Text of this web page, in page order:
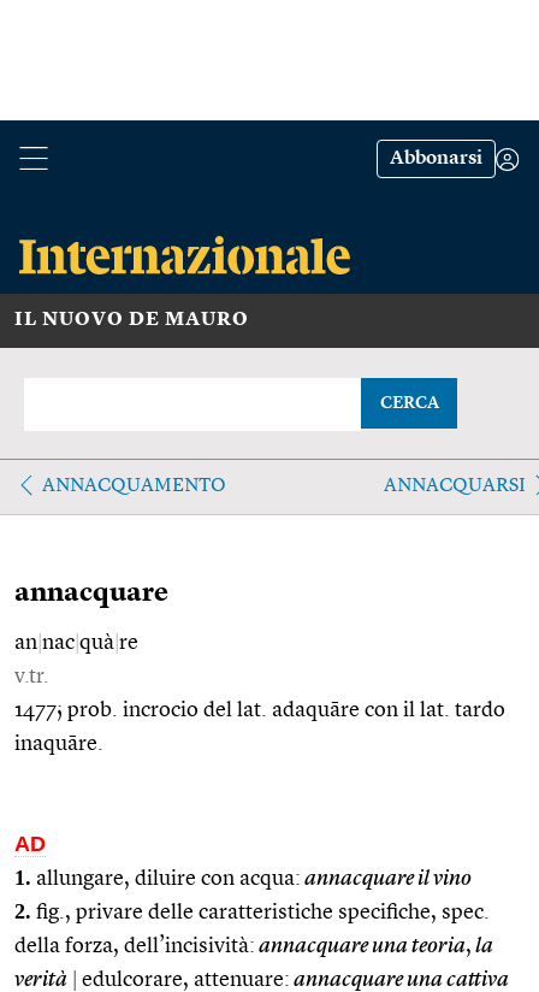
Abbonarsi
IL NUOVO DE MAURO
CERCA
ANNACQUAMENTO ANNACQUARSI
annacquare
an nac quà re
v.tr.
1477; prob. incrocio del lat. adaquāre con il lat. tardo
inaquāre.
AD
1. allungare, diluire con acqua: annacquare il vino
2. fig., privare delle caratteristiche specifiche, spec.
della forza, dell’incisività: annacquare una teoria, la
verità
edulcorare, attenuare: annacquare una cattiva